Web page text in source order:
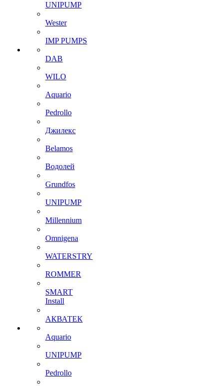
UNIPUMP
Wester
IMP PUMPS
DAB
WILO
Aquario
Pedrollo
Джилекс
Belamos
Водолей
Grundfos
UNIPUMP
Millennium
Omnigena
WATERSTRY
ROMMER
SMART
Install
АКВАТЕК
Aquario
UNIPUMP
Pedrollo